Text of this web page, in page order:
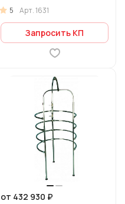
5 Арт.1631
Запросить КП
от 432 930 ₽